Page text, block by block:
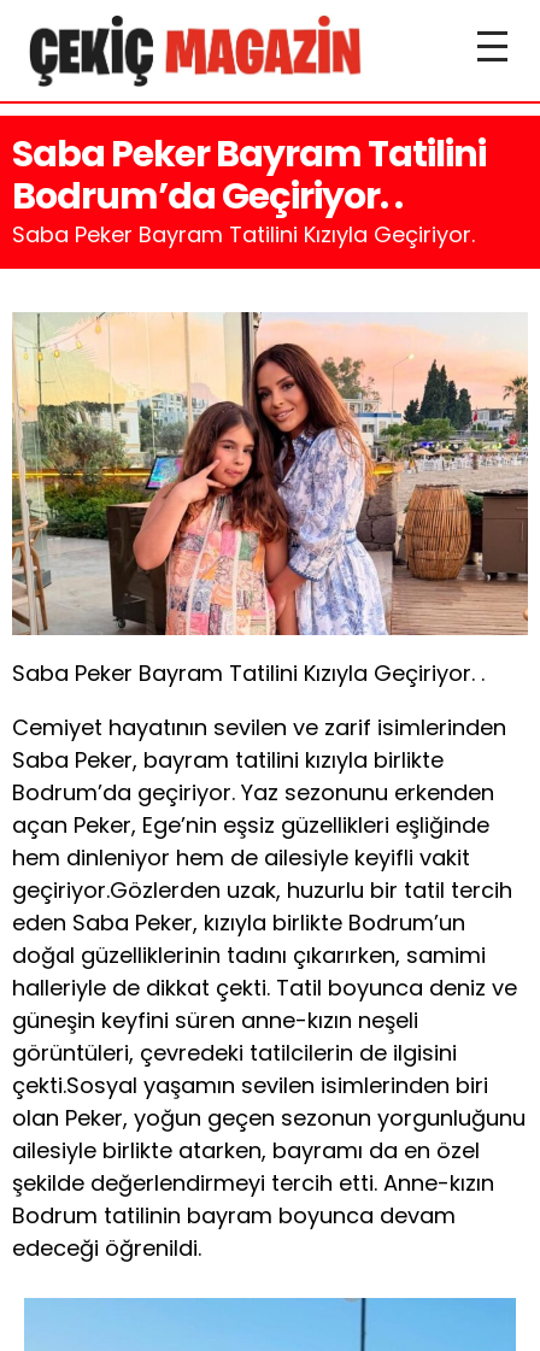
Saba Peker Bayram Tatilini
Bodrum’da Geçiriyor. .
Saba Peker Bayram Tatilini Kızıyla Geçiriyor.
Saba Peker Bayram Tatilini Kızıyla Geçiriyor. .
Cemiyet hayatının sevilen ve zarif isimlerinden
Saba Peker, bayram tatilini kızıyla birlikte
Bodrum’da geçiriyor. Yaz sezonunu erkenden
açan Peker, Ege’nin eşsiz güzellikleri eşliğinde
hem dinleniyor hem de ailesiyle keyifli vakit
geçiriyor.Gözlerden uzak, huzurlu bir tatil tercih
eden Saba Peker, kızıyla birlikte Bodrum’un
doğal güzelliklerinin tadını çıkarırken, samimi
halleriyle de dikkat çekti. Tatil boyunca deniz ve
güneşin keyfini süren anne-kızın neşeli
görüntüleri, çevredeki tatilcilerin de ilgisini
çekti.Sosyal yaşamın sevilen isimlerinden biri
olan Peker, yoğun geçen sezonun yorgunluğunu
ailesiyle birlikte atarken, bayramı da en özel
şekilde değerlendirmeyi tercih etti. Anne-kızın
Bodrum tatilinin bayram boyunca devam
edeceği öğrenildi.